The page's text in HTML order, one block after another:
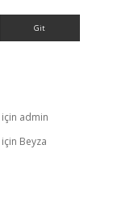
için admin
için Beyza